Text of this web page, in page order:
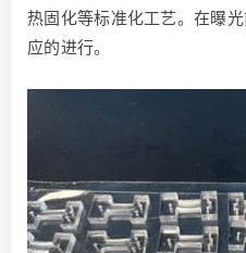
热固化等标准化工艺。在曝
应的进行。